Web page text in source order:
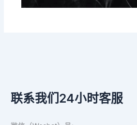
联系我们24小时客服